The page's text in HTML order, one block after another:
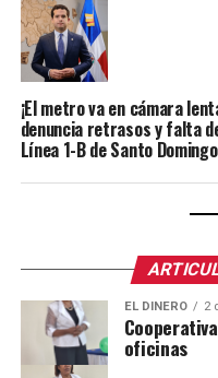
¡El metro va en cámara
denuncia retrasos y falta
Línea 1-B de Santo Domingo
EL DINERO 2
oficinas